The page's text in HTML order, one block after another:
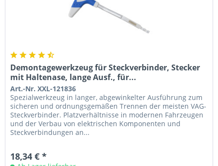
Demontagewerkzeug für Steckverbinder, Stecker
mit Haltenase, lange Ausf., für...
Art.-Nr. XXL-121836
Spezialwerkzeug in langer, abgewinkelter Ausführung zum
sicheren und ordnungsgemäßen Trennen der meisten VAG-
Steckverbinder. Platzverhältnisse in modernen Fahrzeugen
und der Verbau von elektrischen Komponenten und
Steckverbindungen an...
18,34 € *